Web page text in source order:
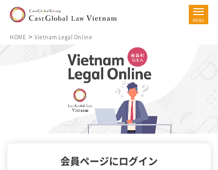
HOME Vietnam Legal Online
会員ページにログイン